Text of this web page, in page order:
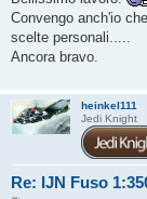
Convengo anch'io
scelte personali.....
Ancora bravo.
heinkel111
Jedi Knight
Re: IJN Fuso